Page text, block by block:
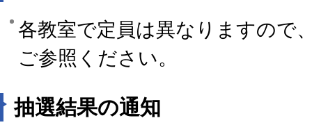
各教室で定員は異なりますので
ご参照ください。
抽選結果の通知